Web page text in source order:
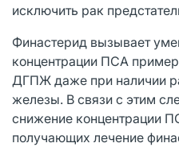
исключить рак
Финастерид вызывает
концентрации ПСА
ДГПЖ даже при наличии
железы. В связи с этим
снижение концентрации
получающих лечение